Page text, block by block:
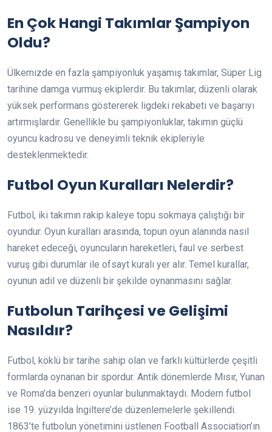
En Çok Hangi Takımlar Şampiyon
Oldu?
Ülkemizde en fazla şampiyonluk yaşamış takımlar, Süper Lig
tarihine damga vurmuş ekiplerdir. Bu takımlar, düzenli olarak
yüksek performans göstererek ligdeki rekabeti ve başarıyı
artırmışlardır. Genellikle bu şampiyonluklar, takımın güçlü
oyuncu kadrosu ve deneyimli teknik ekipleriyle
desteklenmektedir.
Futbol Oyun Kuralları Nelerdir?
Futbol, iki takımın rakip kaleye topu sokmaya çalıştığı bir
oyundur. Oyun kuralları arasında, topun oyun alanında nasıl
hareket edeceği, oyuncuların hareketleri, faul ve serbest
vuruş gibi durumlar ile ofsayt kuralı yer alır. Temel kurallar,
oyunun adil ve düzenli bir şekilde oynanmasını sağlar.
Futbolun Tarihçesi ve Gelişimi
Nasıldır?
Futbol, köklü bir tarihe sahip olan ve farklı kültürlerde çeşitli
formlarda oynanan bir spordur. Antik dönemlerde Mısır, Yunan
ve Roma’da benzeri oyunlar bulunmaktaydı. Modern futbol
ise 19. yüzyılda İngiltere’de düzenlemelerle şekillendi.
1863’te futbolun yönetimini üstlenen Football Association’ın